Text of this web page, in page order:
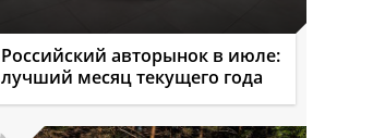
Российский авторынок в июле:
лучший месяц текущего года